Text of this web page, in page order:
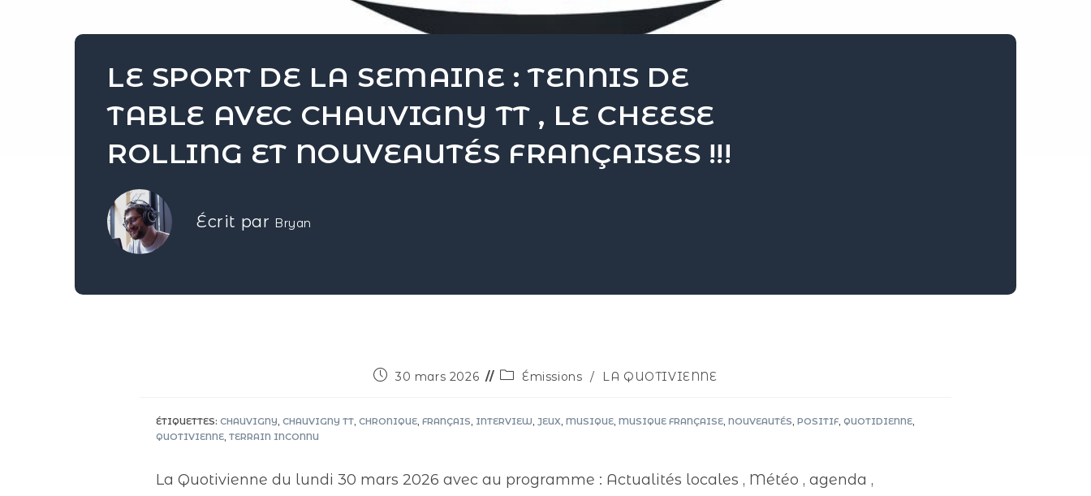
LE SPORT DE LA SEMAINE : TENNIS DE
TABLE AVEC CHAUVIGNY TT , LE CHEESE
ROLLING ET NOUVEAUTÉS FRANÇAISES !!!
Écrit par Bryan
30 mars 2026 Émissions / LA QUOTIVIENNE
ÉTIQUETTES: CHAUVIGNY, CHAUVIGNY TT, CHRONIQUE, FRANÇAIS, INTERVIEW, JEUX, MUSIQUE, MUSIQUE FRANÇAISE, NOUVEAUTÉS, POSITIF, QUOTIDIENNE,
QUOTIVIENNE, TERRAIN INCONNU
La Quotivienne du lundi 30 mars 2026 avec au programme : Actualités locales , Météo , agenda ,